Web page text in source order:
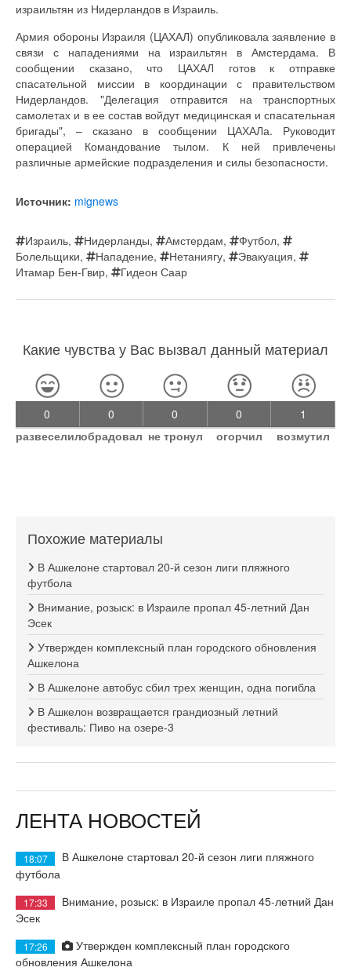
израильтян из Нидерландов в Израиль.
Армия обороны Израиля (ЦАХАЛ) опубликовала заявление в
связи с нападениями на израильтян в Амстердама. В
сообщении сказано, что ЦАХАЛ готов к отправке
спасательной миссии в координации с правительством
Нидерландов. "Делегация отправится на транспортных
самолетах и ​​в ее состав войдут медицинская и спасательная
бригады", – сказано в сообщении ЦАХАЛа. Руководит
операцией Командование тылом. К ней привлечены
различные армейские подразделения и силы безопасности.
Источник: mignews
Израиль, Нидерланды, Амстердам, Футбол,
Болельщики, Нападение, Нетаниягу, Эвакуация,
Итамар Бен-Гвир, Гидеон Саар
Какие чувства у Вас вызвал данный материал
0
развеселил
0
обрадовал
0
не тронул
0
огорчил
1
возмутил
Похожие материалы
В Ашкелоне стартовал 20-й сезон лиги пляжного
футбола
Внимание, розыск: в Израиле пропал 45-летний Дан
Эсек
Утвержден комплексный план городского обновления
Ашкелона
В Ашкелоне автобус сбил трех женщин, одна погибла
В Ашкелон возвращается грандиозный летний
фестиваль: Пиво на озере-3
ЛЕНТА НОВОСТЕЙ
18:07
В Ашкелоне стартовал 20-й сезон лиги пляжного
футбола
17:33
Внимание, розыск: в Израиле пропал 45-летний Дан
Эсек
17:26
Утвержден комплексный план городского
обновления Ашкелона